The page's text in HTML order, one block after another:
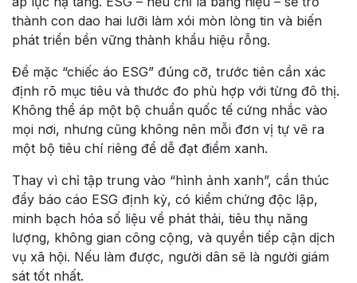
thành con dao hai lưỡi làm xói mòn lòng tin và biến
phát triển bền vững thành khẩu hiệu rỗng.
Để mặc “chiếc áo ESG” đúng cỡ, trước tiên cần xác
định rõ mục tiêu và thước đo phù hợp với từng đô thị.
Không thể áp một bộ chuẩn quốc tế cứng nhắc vào
mọi nơi, nhưng cũng không nên mỗi đơn vị tự vẽ ra
một bộ tiêu chí riêng để dễ đạt điểm xanh.
Thay vì chỉ tập trung vào “hình ảnh xanh”, cần thúc
đẩy báo cáo ESG định kỳ, có kiểm chứng độc lập,
minh bạch hóa số liệu về phát thải, tiêu thụ năng
lượng, không gian công cộng, và quyền tiếp cận dịch
vụ xã hội. Nếu làm được, người dân sẽ là người giám
sát tốt nhất.